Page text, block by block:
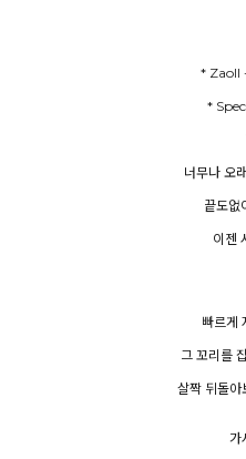
*
너무나 오
끝도없
이젠
빠르게
그 꼬리를
살짝 뒤돌아
가